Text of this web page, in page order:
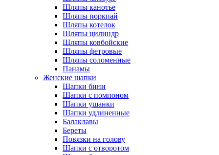
Шляпы канотье
Шляпы поркпай
Шляпы котелок
Шляпы цилиндр
Шляпы ковбойские
Шляпы фетровые
Шляпы соломенные
Панамы
Женские шапки
Шапки бини
Шапки с помпоном
Шапки ушанки
Шапки удлиненные
Балаклавы
Береты
Повязки на голову
Шапки с отворотом